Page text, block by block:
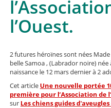
l’Ouest.
2 futures héroïnes sont nées
belle Samoa , (Labrador noire)
naissance le 12 mars dernier à 2
Cet article Une nouvelle portée
première pour l’Association de
sur Les chiens guides